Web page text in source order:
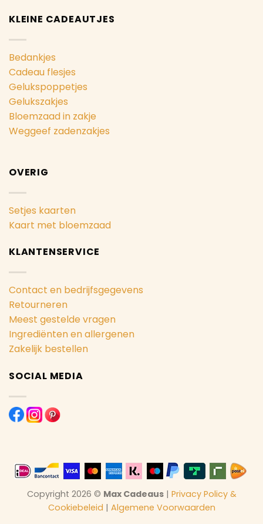
KLEINE CADEAUTJES
Bedankjes
Cadeau flesjes
Gelukspoppetjes
Gelukszakjes
Bloemzaad in zakje
Weggeef zadenzakjes
OVERIG
Setjes kaarten
Kaart met bloemzaad
KLANTENSERVICE
Contact en bedrijfsgegevens
Retourneren
Meest gestelde vragen
Ingrediënten en allergenen
Zakelijk bestellen
SOCIAL MEDIA
Copyright 2026 © Max Cadeaus| Privacy Policy &
Cookiebeleid | Algemene Voorwaarden